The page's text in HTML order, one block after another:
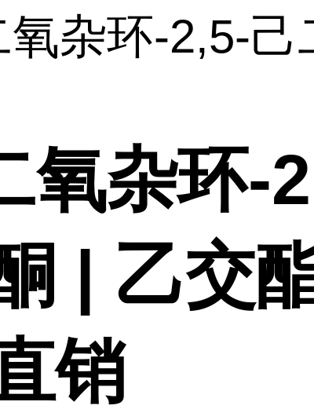
氧杂环-2,5-己
氧杂环-
| 乙交
销